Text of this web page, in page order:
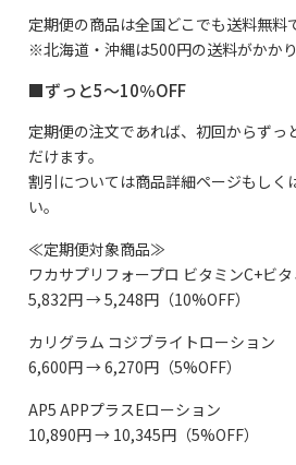
定期便の商品は全国どこでも送料無料
※北海道・沖縄は500円の送料がかか
■ずっと5～10％OFF
定期便の注文であれば、初回からずっ
だけます。
割引については商品詳細ページもしく
い。
≪定期便対象商品≫
ワカサプリフォープロ ビタミンC+ビ
5,832円 → 5,248円（10%OFF）
カリグラム コジブライトローション
6,600円 → 6,270円（5%OFF）
AP5 APPプラスEローション
10,890円 → 10,345円（5%OFF）